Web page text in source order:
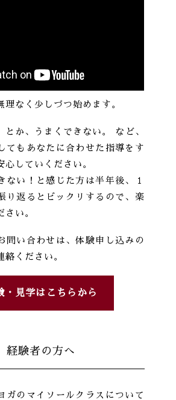
理なく少しづつ始めます。
とか、うまくできない。 など、
てもあなたに合わせた指導をす
心していください。
ない！と感じた方は半年後、１
り返るとビックリするので、楽
さい。
問い合わせは、体験申し込みの
絡ください。
・見学はこちらから
経験者の方へ
ガのマイソールクラスについて